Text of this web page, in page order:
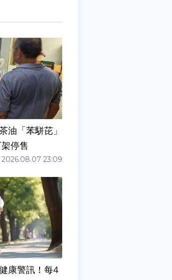
油「苯駢芘」
停售
2026.08.07 23:09
康警訊！每4